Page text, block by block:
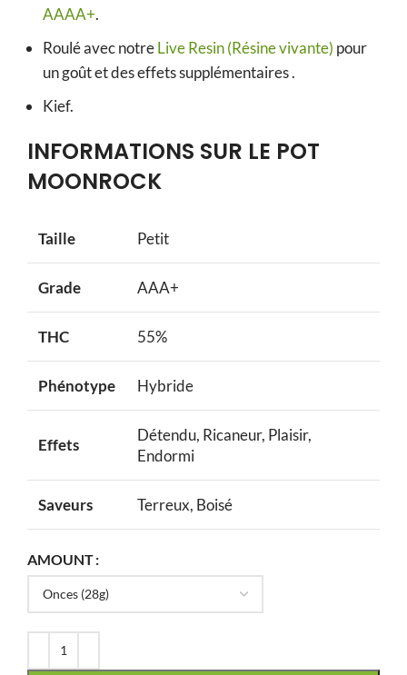
AAAA+.
Roulé avec notreLive Resin (Résine vivante) pour
un goût et des effets supplémentaires.
Kief.
INFORMATIONS SUR LE POT
MOONROCK
Taille Petit
Grade AAA+
THC 55%
Phénotype Hybride
Effets
Détendu, Ricaneur, Plaisir,
Endormi
Saveurs Terreux, Boisé
AMOUNT